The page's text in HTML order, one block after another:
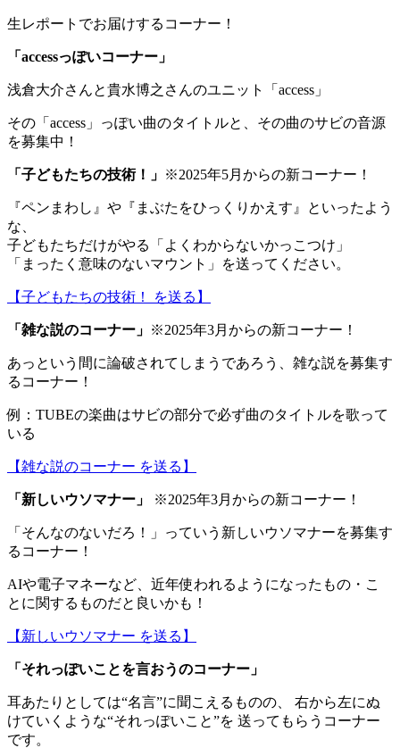
生レポートでお届けするコーナー！
「 accessっぽいコーナー 」
浅倉大介さんと貴水博之さんのユニット「access」
その「access」っぽい曲のタイトルと、その曲のサビの音源
を募集中！
「 子どもたちの技術！ 」 ※2025年5月からの新コーナー！
『ペンまわし』や『まぶたをひっくりかえす』といったよう
な、
子どもたちだけがやる「よくわからないかっこつけ」
「まったく意味のないマウント」を送ってください。
【子どもたちの技術！ を送る】
「 雑な説のコーナー 」 ※2025年3月からの新コーナー！
あっという間に論破されてしまうであろう、雑な説を募集す
るコーナー！
例：TUBEの楽曲はサビの部分で必ず曲のタイトルを歌って
いる
【雑な説のコーナー を送る】
「 新しいウソマナー 」 ※2025年3月からの新コーナー！
「そんなのないだろ！」っていう新しいウソマナーを募集す
るコーナー！
AIや電子マネーなど、近年使われるようになったもの・こ
とに関するものだと良いかも！
【新しいウソマナー を送る】
「 それっぽいことを言おうのコーナー 」
耳あたりとしては“名言”に聞こえるものの、 右から左にぬ
けていくような“それっぽいこと”を 送ってもらうコーナー
です。